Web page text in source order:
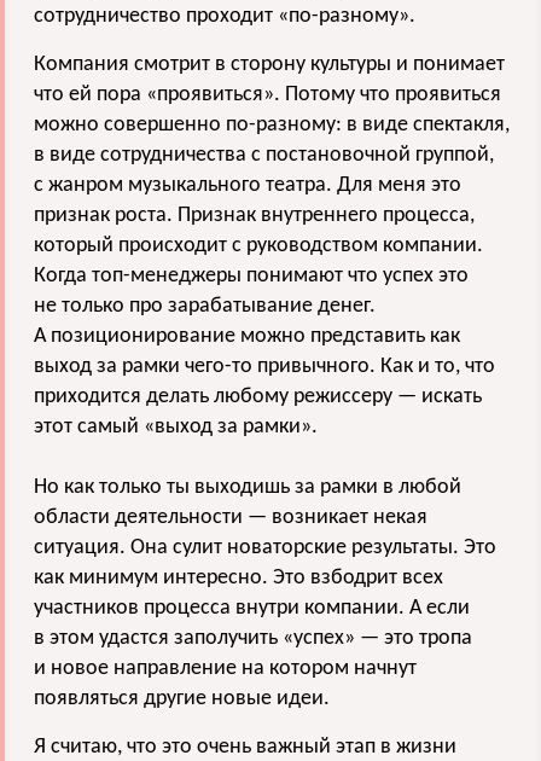
сотрудничество проходит «по-разному».
Компания смотрит в сторону культуры и понимает
что ей пора «проявиться». Потому что проявиться
можно совершенно по-разному: в виде спектакля,
в виде сотрудничества с постановочной группой,
с жанром музыкального театра. Для меня это
признак роста. Признак внутреннего процесса,
который происходит с руководством компании.
Когда топ-менеджеры понимают что успех это
не только про зарабатывание денег.
А позиционирование можно представить как
выход за рамки чего-то привычного. Как и то, что
приходится делать любому режиссеру — искать
этот самый «выход за рамки».
Но как только ты выходишь за рамки в любой
области деятельности — возникает некая
ситуация. Она сулит новаторские результаты. Это
как минимум интересно. Это взбодрит всех
участников процесса внутри компании. А если
в этом удастся заполучить «успех» — это тропа
и новое направление на котором начнут
появляться другие новые идеи.
Я считаю, что это очень важный этап в жизни